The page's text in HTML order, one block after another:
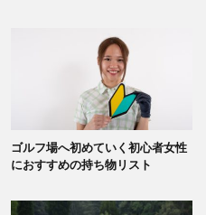
ゴルフ場へ初めていく初心者女性
におすすめの持ち物リスト